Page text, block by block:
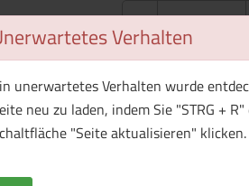
Verhalten
unerwartetes Verhalten wurde
neu zu laden, indem Sie "STRG +
"Seite aktualisieren" klicken.
1